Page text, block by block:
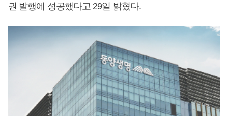
권 발행에 성공했다고 29일 밝혔다.